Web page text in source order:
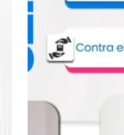
Comprar
impresora
L3750 L3270
Aprovecha
productos.
visítanos hoy